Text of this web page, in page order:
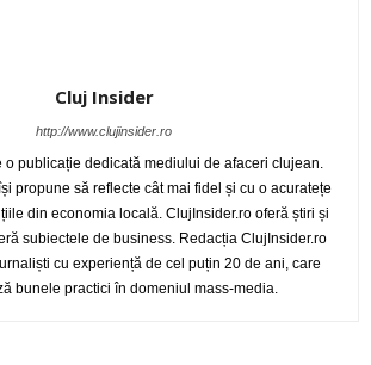
Cluj Insider
http://www.clujinsider.ro
o publicație dedicată mediului de afaceri clujean.
propune să reflecte cât mai fidel și cu o acuratețe
din economia locală. ClujInsider.ro oferă știri și
subiectele de business. Redacția ClujInsider.ro
cu experiență de cel puțin 20 de ani, care
bunele practici în domeniul mass-media.